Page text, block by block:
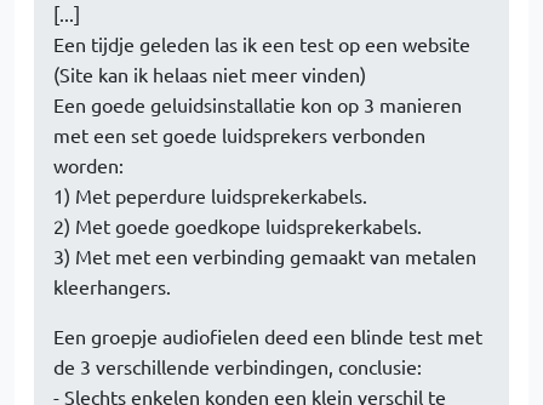
[...]
Een tijdje geleden las ik een test op een website
(Site kan ik helaas niet meer vinden)
Een goede geluidsinstallatie kon op 3 manieren
met een set goede luidsprekers verbonden
worden:
1) Met peperdure luidsprekerkabels.
2) Met goede goedkope luidsprekerkabels.
3) Met met een verbinding gemaakt van metalen
kleerhangers.
Een groepje audiofielen deed een blinde test met
de 3 verschillende verbindingen, conclusie:
- Slechts enkelen konden een klein verschil te